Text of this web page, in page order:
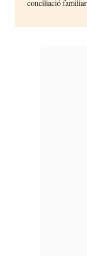
conciliació familiar